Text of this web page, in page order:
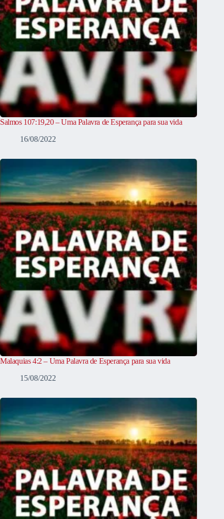
Salmos 107:19,20 – Uma Palavra de Esperança para sua vida
16/08/2022
Malaquias 4:2 – Uma Palavra de Esperança para sua vida
15/08/2022